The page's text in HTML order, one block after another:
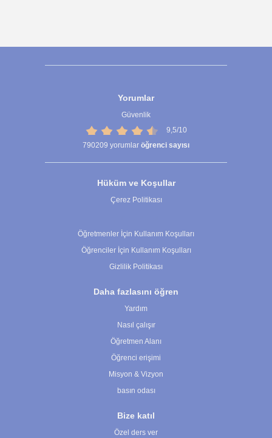
Yorumlar
Güvenlik
9,5/10
790209 yorumlar öğrenci sayısı
Hüküm ve Koşullar
Çerez Politikası
Öğretmenler İçin Kullanım Koşulları
Öğrenciler İçin Kullanım Koşulları
Gizlilik Politikası
Daha fazlasını öğren
Yardım
Nasıl çalışır
Öğretmen Alanı
Öğrenci erişimi
Misyon & Vizyon
basın odası
Bize katıl
Özel ders ver